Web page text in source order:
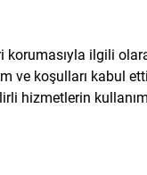
korumasıyla ilgili
ve koşulları kabul
hizmetlerin